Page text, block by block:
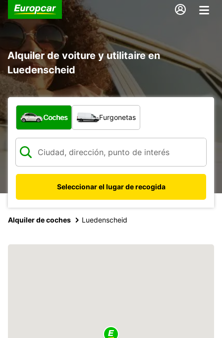
Alquiler de voiture y utilitaire en
Luedenscheid
¿Qué tipo de vehículo?
Coches Furgonetas
Seleccionar el lugar de recogida
Alquiler de coches Luedenscheid